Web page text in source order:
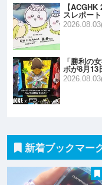
【
スレポー
「勝利の
ボが8月
新着ブックマー